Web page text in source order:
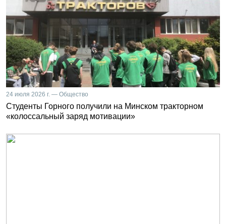
24 июля 2026 г. — Общество
Студенты Горного получили на Минском тракторном
«колоссальный заряд мотивации»